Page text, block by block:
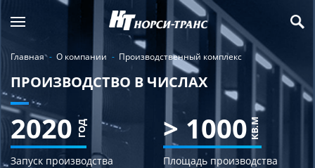
Главная О компании Производственный комплекс
ПРОИЗВОДСТВО В ЧИСЛАХ
2020 ГОД
Запуск производства
> 1000 КВ.М
Площадь производства